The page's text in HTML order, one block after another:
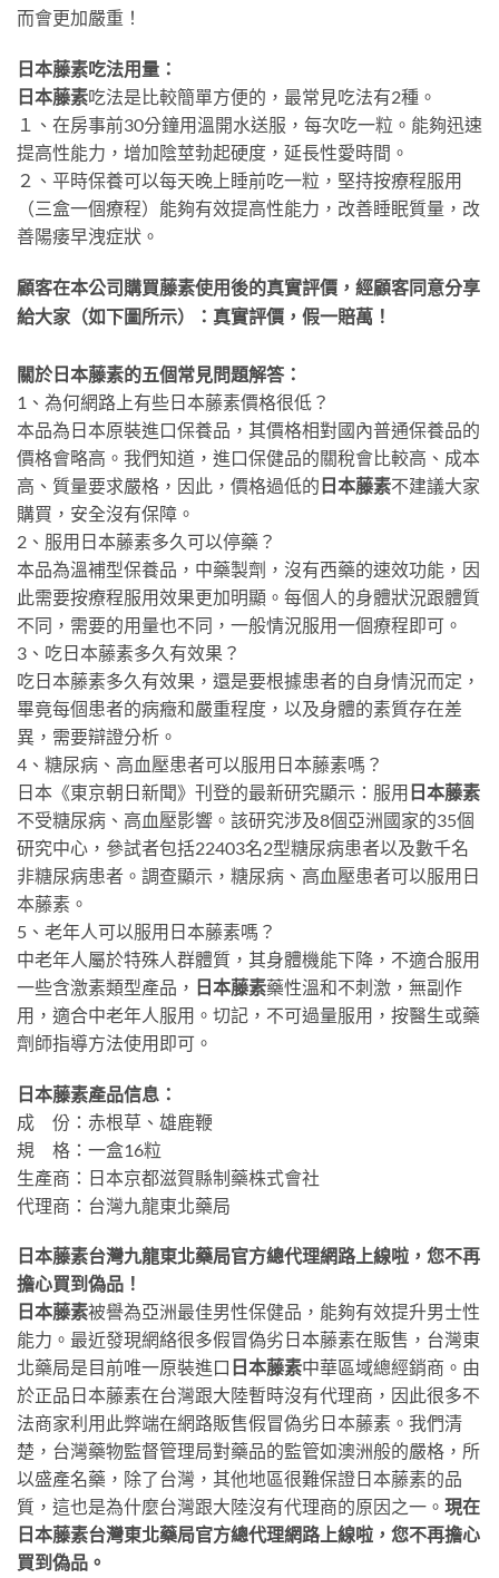
而會更加嚴重！
日本藤素吃法用量：
日本藤素吃法是比較簡單方便的，最常見吃法有2種。
１、在房事前30分鐘用溫開水送服，每次吃一粒。能夠迅速
提高性能力，增加陰莖勃起硬度，延長性愛時間。
２、平時保養可以每天晚上睡前吃一粒，堅持按療程服用
（三盒一個療程）能夠有效提高性能力，改善睡眠質量，改
善陽痿早洩症狀。
顧客在本公司購買藤素使用後的真實評價，經顧客同意分享
給大家（如下圖所示）：真實評價，假一賠萬！
關於日本藤素的五個常見問題解答：
1、為何網路上有些日本藤素價格很低？
本品為日本原裝進口保養品，其價格相對國內普通保養品的
價格會略高。我們知道，進口保健品的關稅會比較高、成本
高、質量要求嚴格，因此，價格過低的 日本藤素不建議大家
購買，安全沒有保障。
2、服用日本藤素多久可以停藥？
本品為溫補型保養品，中藥製劑，沒有西藥的速效功能，因
此需要按療程服用效果更加明顯。每個人的身體狀況跟體質
不同，需要的用量也不同，一般情況服用一個療程即可。
3、吃日本藤素多久有效果？
吃日本藤素多久有效果，還是要根據患者的自身情況而定，
畢竟每個患者的病癥和嚴重程度，以及身體的素質存在差
異，需要辯證分析。
4、糖尿病、高血壓患者可以服用日本藤素嗎？
日本《東京朝日新聞》刊登的最新研究顯示：服用 日本藤素
不受糖尿病、高血壓影響。該研究涉及8個亞洲國家的35個
研究中心，參試者包括22403名2型糖尿病患者以及數千名
非糖尿病患者。調查顯示，糖尿病、高血壓患者可以服用日
本藤素。
5、老年人可以服用日本藤素嗎？
中老年人屬於特殊人群體質，其身體機能下降，不適合服用
一些含激素類型產品， 日本藤素藥性溫和不刺激，無副作
用，適合中老年人服用。切記，不可過量服用，按醫生或藥
劑師指導方法使用即可。
日本藤素產品信息：
成 份：赤根草、雄鹿鞭
規 格：一盒16粒
生產商：日本京都滋賀縣制藥株式會社
代理商：台灣九龍東北藥局
日本藤素台灣九龍東北藥局官方總代理網路上線啦，您不再
擔心買到偽品！
日本藤素被譽為亞洲最佳男性保健品，能夠有效提升男士性
能力。最近發現網絡很多假冒偽劣日本藤素在販售，台灣東
北藥局是目前唯一原裝進口 日本藤素中華區域總經銷商。由
於正品日本藤素在台灣跟大陸暫時沒有代理商，因此很多不
法商家利用此弊端在網路販售假冒偽劣日本藤素。我們清
楚，台灣藥物監督管理局對藥品的監管如澳洲般的嚴格，所
以盛產名藥，除了台灣，其他地區很難保證日本藤素的品
質，這也是為什麼台灣跟大陸沒有代理商的原因之一。 現在
日本藤素台灣東北藥局官方總代理網路上線啦，您不再擔心
買到偽品。